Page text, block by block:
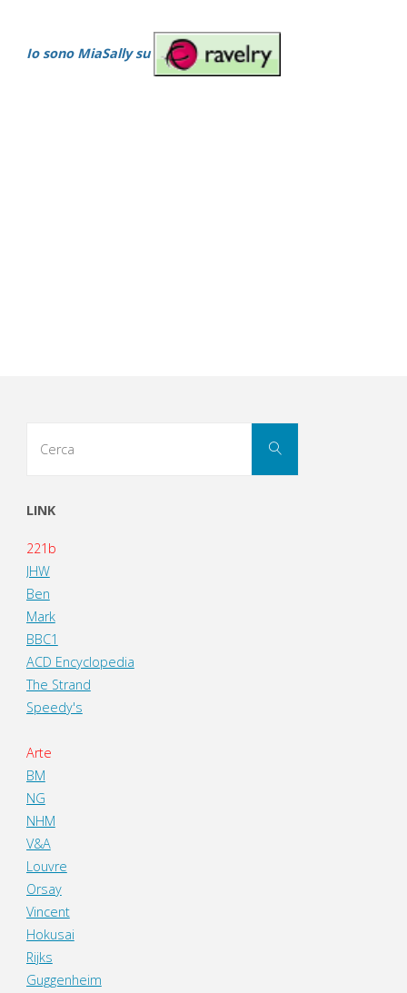
Io sono MiaSally su
Cerca
LINK
221b
JHW
Ben
Mark
BBC1
ACD Encyclopedia
The Strand
Speedy's
Arte
BM
NG
NHM
V&A
Louvre
Orsay
Vincent
Hokusai
Rijks
Guggenheim